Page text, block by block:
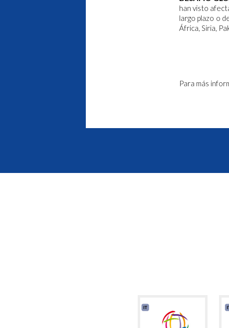
han visto
largo plazo o
África, Siria,
Para más